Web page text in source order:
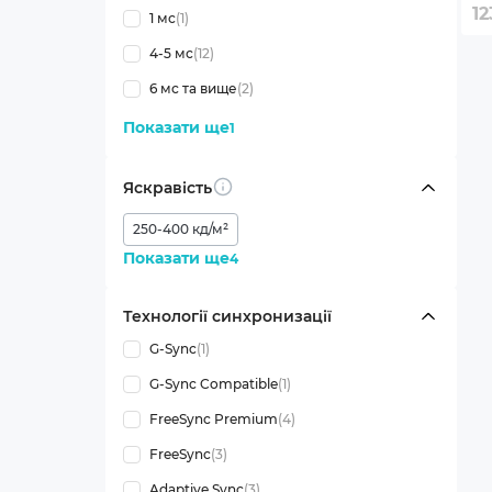
1 мс(1)
4-5 мс(12)
6 мс та вище(2)
Показати ще1
Яскравість Info
250-400 кд/м²
Показати ще4
Технології синхронизації
G-Sync(1)
G-Sync Compatible(1)
FreeSync Premium(4)
FreeSync(3)